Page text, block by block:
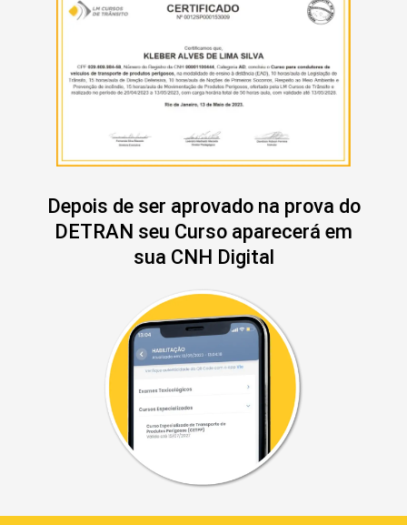
Depois de ser aprovado na prova do
DETRAN seu Curso aparecerá em
sua CNH Digital